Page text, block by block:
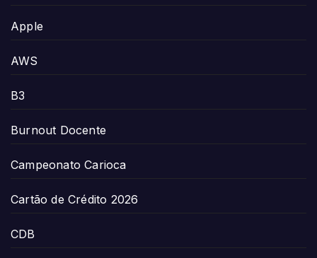
Apple
AWS
B3
Burnout Docente
Campeonato Carioca
Cartão de Crédito 2026
CDB